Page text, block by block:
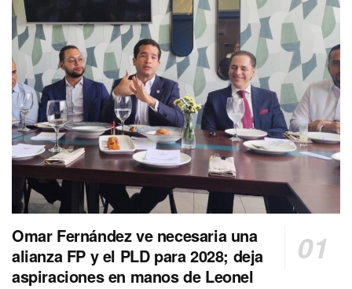
Omar Fernández ve necesaria una
alianza FP y el PLD para 2028; deja
aspiraciones en manos de Leonel